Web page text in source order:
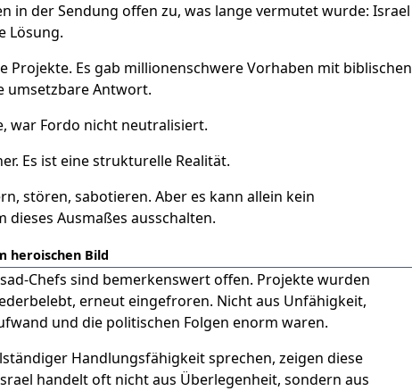
in der Sendung offen zu, was lange vermutet wurde: Israel
Lösung.
Projekte. Es gab millionenschwere Vorhaben mit biblischen
umsetzbare Antwort.
war Fordo nicht neutralisiert.
Es ist eine strukturelle Realität.
stören, sabotieren. Aber es kann allein kein
Ausmaßes ausschalten.
heroischen Bild
Chefs sind bemerkenswert offen. Projekte wurden
erneut eingefroren. Nicht aus Unfähigkeit,
und die politischen Folgen enorm waren.
Handlungsfähigkeit sprechen, zeigen diese
handelt oft nicht aus Überlegenheit, sondern aus